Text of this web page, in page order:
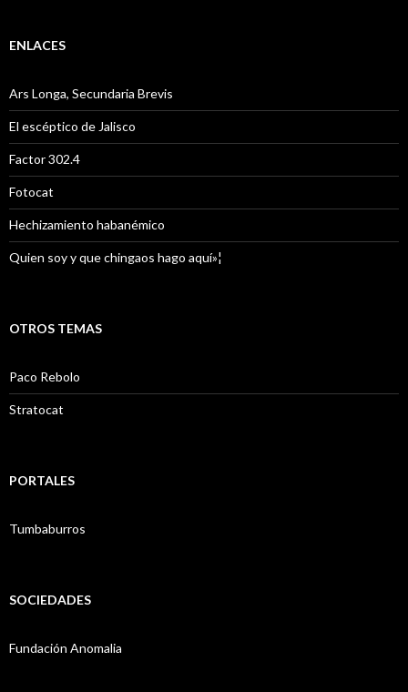
ENLACES
Ars Longa, Secundaria Brevis
El escéptico de Jalisco
Factor 302.4
Fotocat
Hechizamiento habanémico
Quien soy y que chingaos hago aquí»¦
OTROS TEMAS
Paco Rebolo
Stratocat
PORTALES
Tumbaburros
SOCIEDADES
Fundación Anomalia